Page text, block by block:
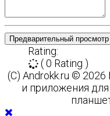
Предварительный просмотр
Rating:
( 0 Rating )
(C) Androkk.ru ©
и приложения